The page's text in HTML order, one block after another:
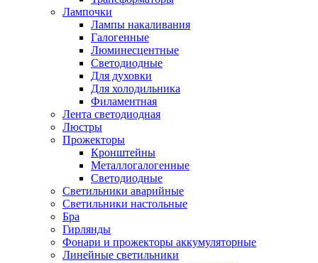
Лампочки
Лампы накаливания
Галогенные
Люминесцентные
Светодиодные
Для духовки
Для холодильника
Филаментная
Лента светодиодная
Люстры
Прожекторы
Кронштейны
Металлогалогенные
Светодиодные
Светильники аварийные
Светильники настольные
Бра
Гирлянды
Фонари и прожекторы аккумуляторные
Линейные светильники